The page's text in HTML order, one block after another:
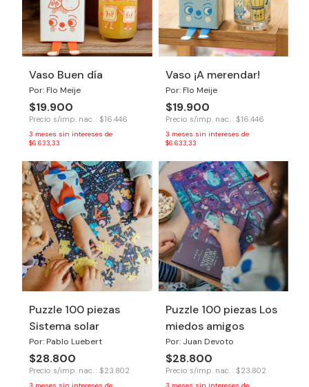
Vaso Buen día
Por: Flo Meije
$19.900
Precio s/imp. nac. : $16.446
3 meses sin intereses de
$6.633,33
Vaso ¡A merendar!
Por: Flo Meije
$19.900
Precio s/imp. nac. : $16.446
3 meses sin intereses de
$6.633,33
Puzzle 100 piezas
Sistema solar
Por: Pablo Luebert
$28.800
Precio s/imp. nac. : $23.802
3 meses sin intereses de
Puzzle 100 piezas Los
miedos amigos
Por: Juan Devoto
$28.800
Precio s/imp. nac. : $23.802
3 meses sin intereses de